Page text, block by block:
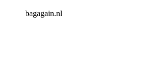
bagagain.nl